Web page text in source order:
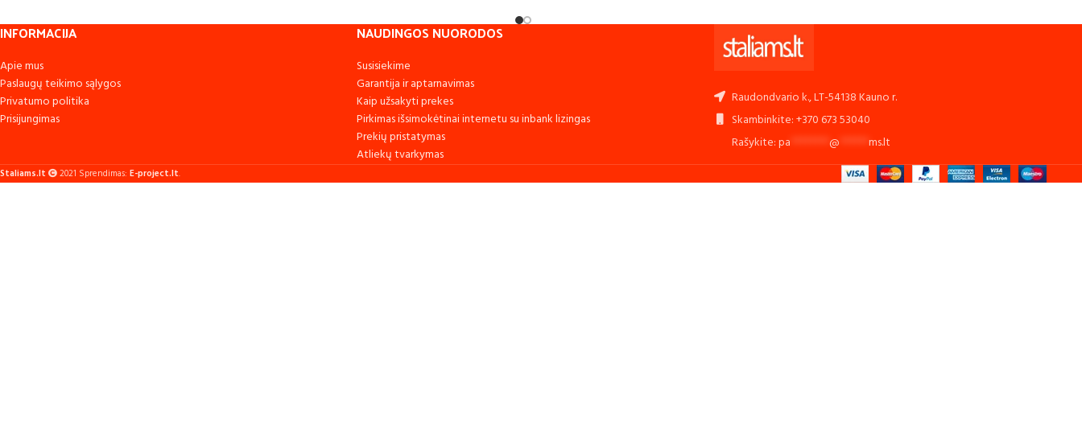
INFORMACIJA
Apie mus
Paslaugų teikimo sąlygos
Privatumo politika
Prisijungimas
NAUDINGOS NUORODOS
Susisiekime
Garantija ir aptarnavimas
Kaip užsakyti prekes
Pirkimas išsimokėtinai internetu su inbank lizingas
Prekių pristatymas
Atliekų tvarkymas
Raudondvario k., LT-54138 Kauno r.
Skambinkite: +370 673 53040
Rašykite:pa ******** @ ****** ms.lt
Staliams.lt 2021 Sprendimas: E-project.lt.